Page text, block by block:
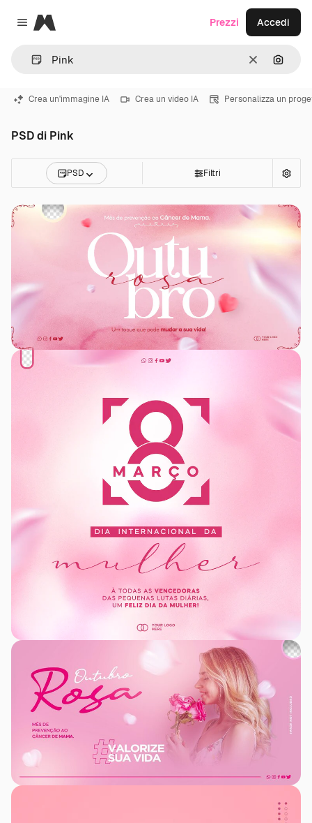
Close menu
Magnific
CancellaCerca
Prezzi Accedi
Crea un'immagine IA Crea un video IA Personalizza un
PSD di Pink
PSD Filtri